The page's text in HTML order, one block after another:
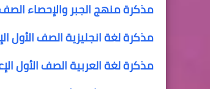
مذكرة منهج الجبر والإحصاء الصف
مذكرة لغة انجليزية الصف الأول
مذكرة لغة العربية الصف الأول